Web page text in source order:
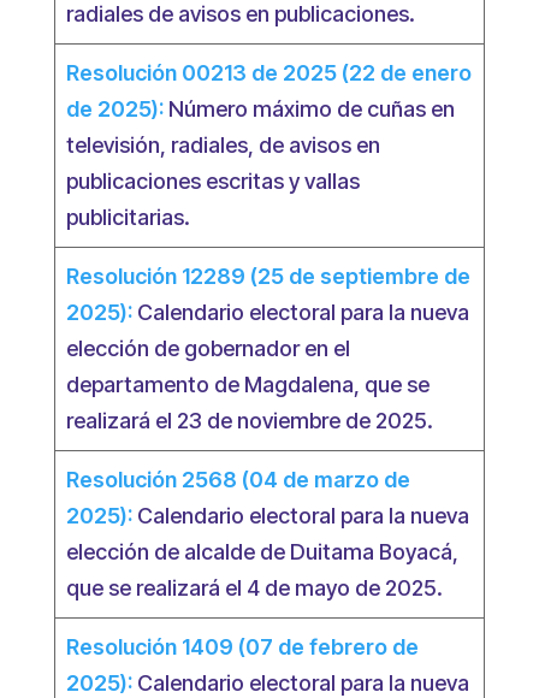
radiales de avisos en publicaciones.
Resolución 00213 de 2025 (22 de enero
de 2025):Número máximo de cuñas en
televisión, radiales, de avisos en
publicaciones escritas y vallas
publicitarias.
Resolución 12289 (25 de septiembre de
2025): Calendario electoral para la nueva
elección de gobernador en el
departamento de Magdalena, que se
realizará el 23 de noviembre de 2025.
Resolución 2568 (04 de marzo de
2025):Calendario electoral para la nueva
elección de alcalde de Duitama Boyacá,
que se realizará el 4 de mayo de 2025.
Resolución 1409 (07 de febrero de
2025):Calendario electoral para la nueva